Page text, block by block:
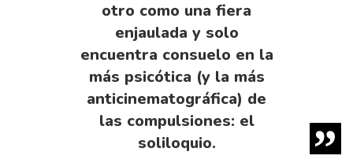
otro como una fiera
enjaulada y solo
encuentra consuelo en la
más psicótica (y la más
anticinematográfica) de
las compulsiones: el
soliloquio.